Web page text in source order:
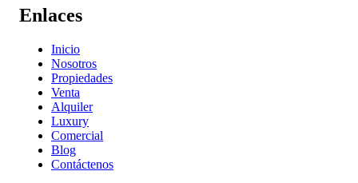
Enlaces
Inicio
Nosotros
Propiedades
Venta
Alquiler
Luxury
Comercial
Blog
Contáctenos